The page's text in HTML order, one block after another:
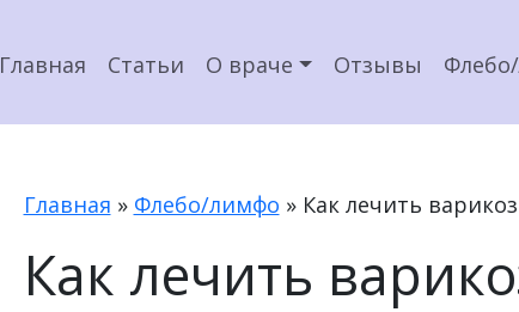
Главная Статьи О враче Отзывы
Главная » Флебо/лимфо » Как лечить варикоз
Как лечить